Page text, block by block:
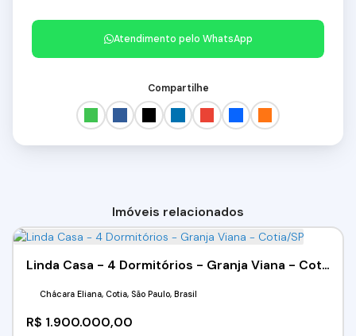
Atendimento pelo WhatsApp
Compartilhe
Imóveis relacionados
Linda Casa - 4 Dormitórios - Granja Viana - Cotia/SP
R$ 1.900.000,00
Chácara Eliana, Cotia, São Paulo, Brasil